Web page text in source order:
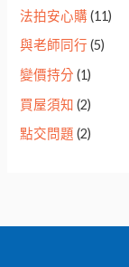
法拍安心購 (11)
與老師同行 (5)
變價持分 (1)
買屋須知 (2)
點交問題 (2)